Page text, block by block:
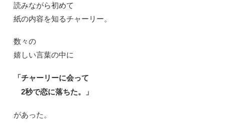
読みながら初めて
紙の内容を知るチャーリー。
数々の
嬉しい言葉の中に
「チャーリーに会って
2秒で恋に落ちた。」
があった。